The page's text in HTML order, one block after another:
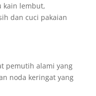
kain lembut,
dan cuci pakaian
pemutih alami yang
noda keringat yang